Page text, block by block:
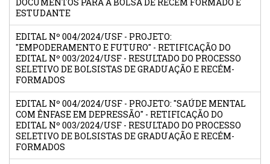
ESTUDANTE
EDITAL Nº 004/2024/USF - PROJETO:
"EMPODERAMENTO E FUTURO" - RETIFICAÇÃO DO
EDITAL Nº 003/2024/USF - RESULTADO DO PROCESSO
SELETIVO DE BOLSISTAS DE GRADUAÇÃO E RECÉM-
FORMADOS
EDITAL Nº 004/2024/USF - PROJETO: "SAÚDE MENTAL
COM ÊNFASE EM DEPRESSÃO" - RETIFICAÇÃO DO
EDITAL Nº 003/2024/USF - RESULTADO DO PROCESSO
SELETIVO DE BOLSISTAS DE GRADUAÇÃO E RECÉM-
FORMADOS